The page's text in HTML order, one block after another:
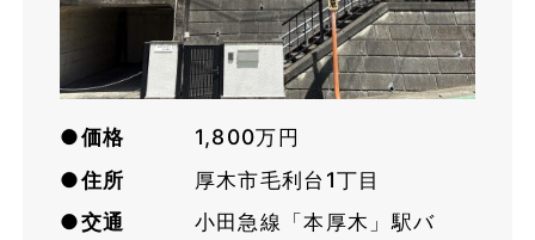
●価格
1,800万円
●住所
厚木市毛利台1丁目
●交通
小田急線「本厚木」駅バ